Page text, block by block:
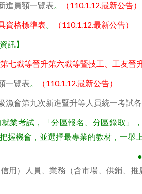
進員額一覽表。 （110.1.12.最新公告）
資格標準表。 （110.1.12.最新公告）
訊】
七職等晉升第六職等暨技工、工友晉
一覽表。 （110.1.12.最新公告）
漁會第九次新進暨升等人員統一考試
業考試，「分區報名、分區錄取」
握機會，並選擇最專業的教材，一舉上
用）人員、業務（含市場、供銷、